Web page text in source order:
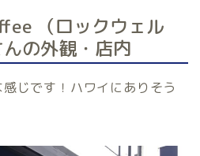
（ロックウェル
の外観・店内
じです！ハワイにありそう